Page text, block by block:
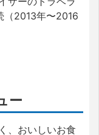
（2013年〜2016
ー
、おいしいお食